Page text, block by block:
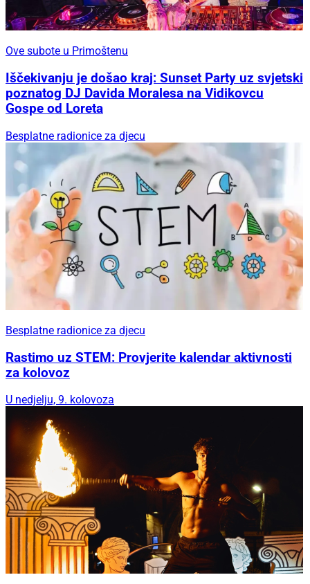
Ove subote u Primoštenu
Iščekivanju je došao kraj: Sunset Party uz svjetski
poznatog DJ Davida Moralesa na Vidikovcu
Gospe od Loreta
Besplatne radionice za djecu
Besplatne radionice za djecu
Rastimo uz STEM: Provjerite kalendar aktivnosti
za kolovoz
U nedjelju, 9. kolovoza